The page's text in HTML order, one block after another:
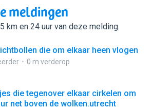
meldingen
km en 24 uur van deze melding.
die om elkaar heen vlogen
0 m verderop
die tegenover elkaar cirkelen om
net boven de wolken.utrecht